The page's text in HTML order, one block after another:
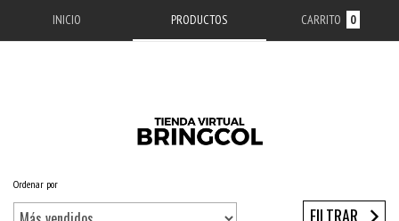
INICIO PRODUCTOS CARRITO 0
Inicio / ACCESORIOS APPLE
Ordenar por
FILTRAR